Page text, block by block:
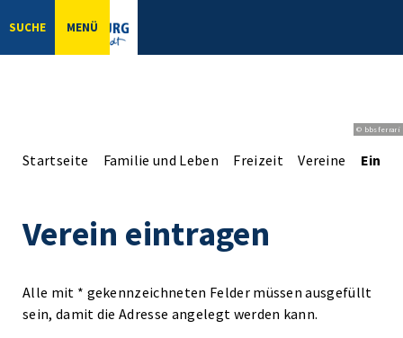
SUCHE MENÜ
© bbsferrari
Startseite Familie und Leben Freizeit Vereine
Verein eintragen
Alle mit * gekennzeichneten Felder müssen ausgefüllt
sein, damit die Adresse angelegt werden kann.